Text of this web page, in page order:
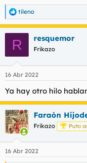
R
e
a
e
:
tileno
R resquemor
Frikazo
16 Abr 2022
Ya hay otro hilo
Faraón
Frikazo Puto
16 Abr 2022